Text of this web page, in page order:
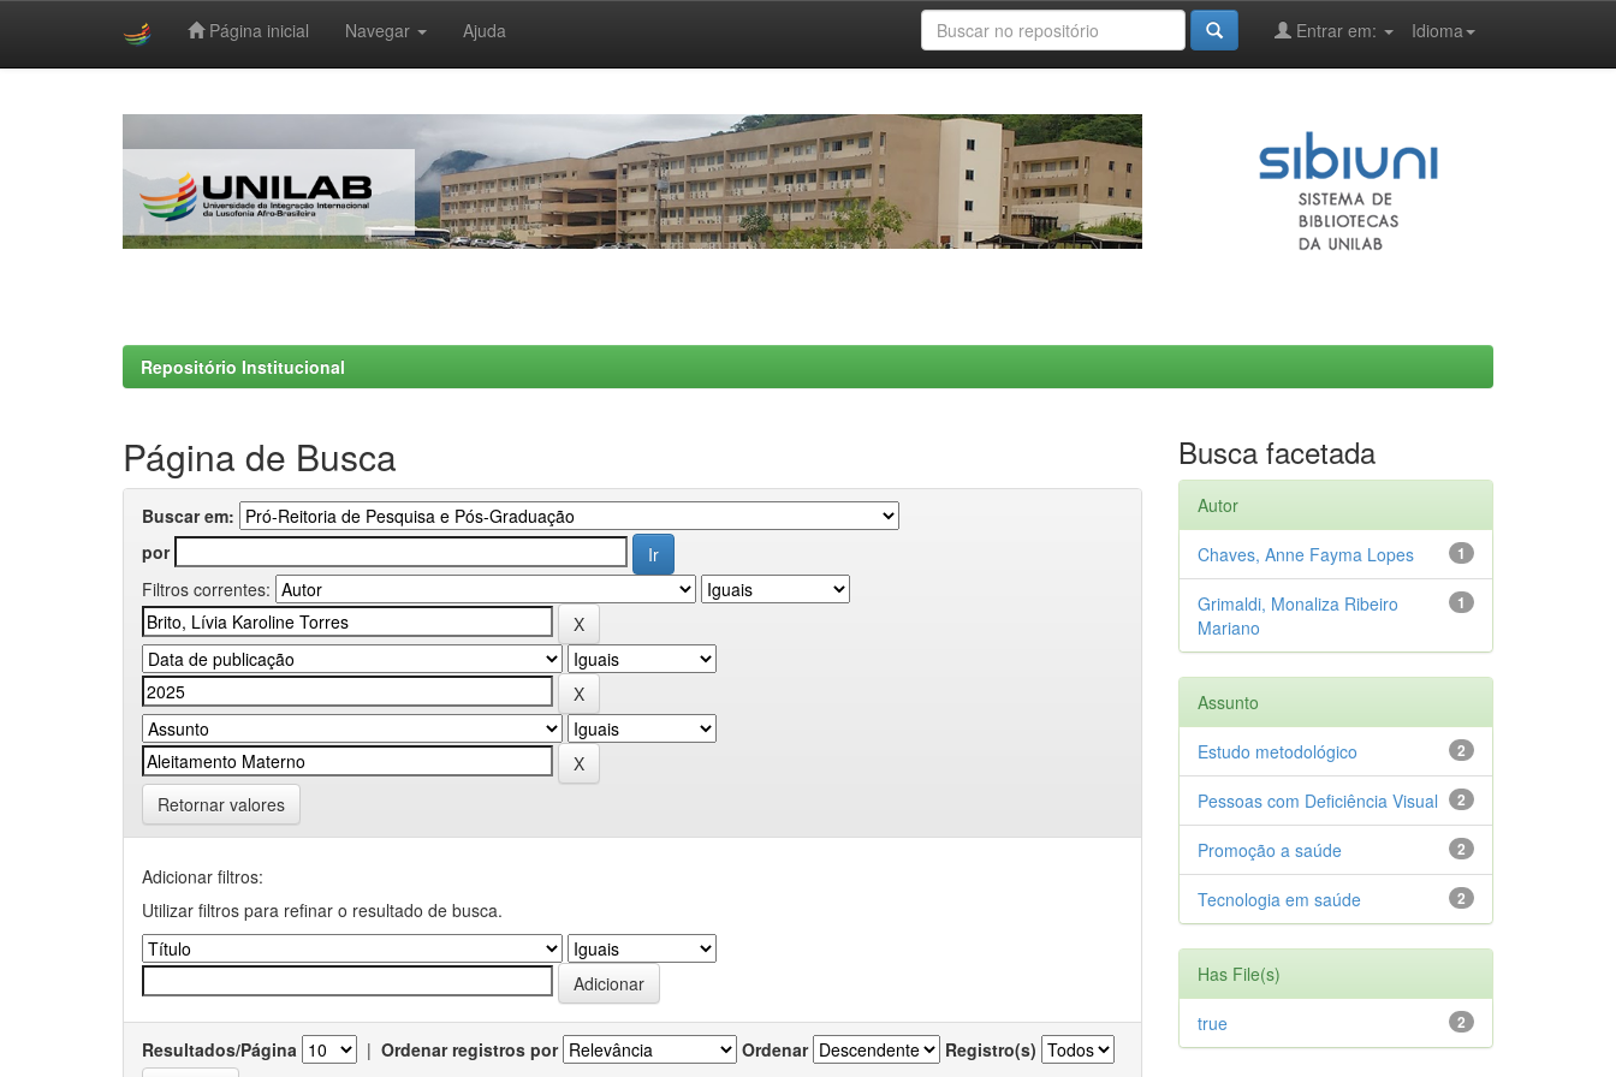
Página inicial Navegar Ajuda Idioma
Entrar em:
Repositório Institucional
Página de Busca
Buscar em:
por
Filtros correntes:
Retornar valores
Adicionar filtros:
Utilizar filtros para refinar o resultado de busca.
Resultados/Página | Ordenar registros por Ordenar Registro(s)
Busca facetada
Autor
1
Chaves, Anne Fayma Lopes
1
Grimaldi, Monaliza Ribeiro
Mariano
Assunto
2
Estudo metodológico
2
Pessoas com Deficiência Visual
2
Promoção a saúde
2
Tecnologia em saúde
Has File(s)
2
true